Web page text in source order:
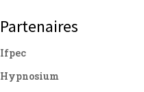
Partenaires
Ifpec
Hypnosium